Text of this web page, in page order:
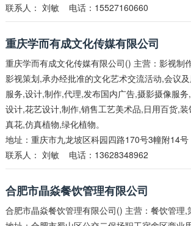
联系人： 刘敏 电话：15527160660
重庆学而有成文化传媒有限公司
重庆学而有成文化传媒有限公司() 主营：影视制
影视策划,承办经批准的文化艺术交流活动,会议
服务,设计,制作,代理,发布国内广告,摄影摄像服
设计,花艺设计,制作,销售工艺美术品,日用百货,
真花,仿真植物,绿化植物。
地址：重庆市九龙坡区科园四路170号3幢附14号
联系人： 刘敏 电话：13628348962
合肥市晶焱餐饮管理有限公司
合肥市晶焱餐饮管理有限公司() 主营：餐饮管理,